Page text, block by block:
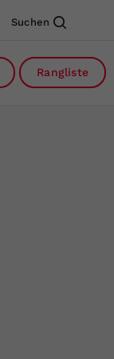
Suchen
Rangliste